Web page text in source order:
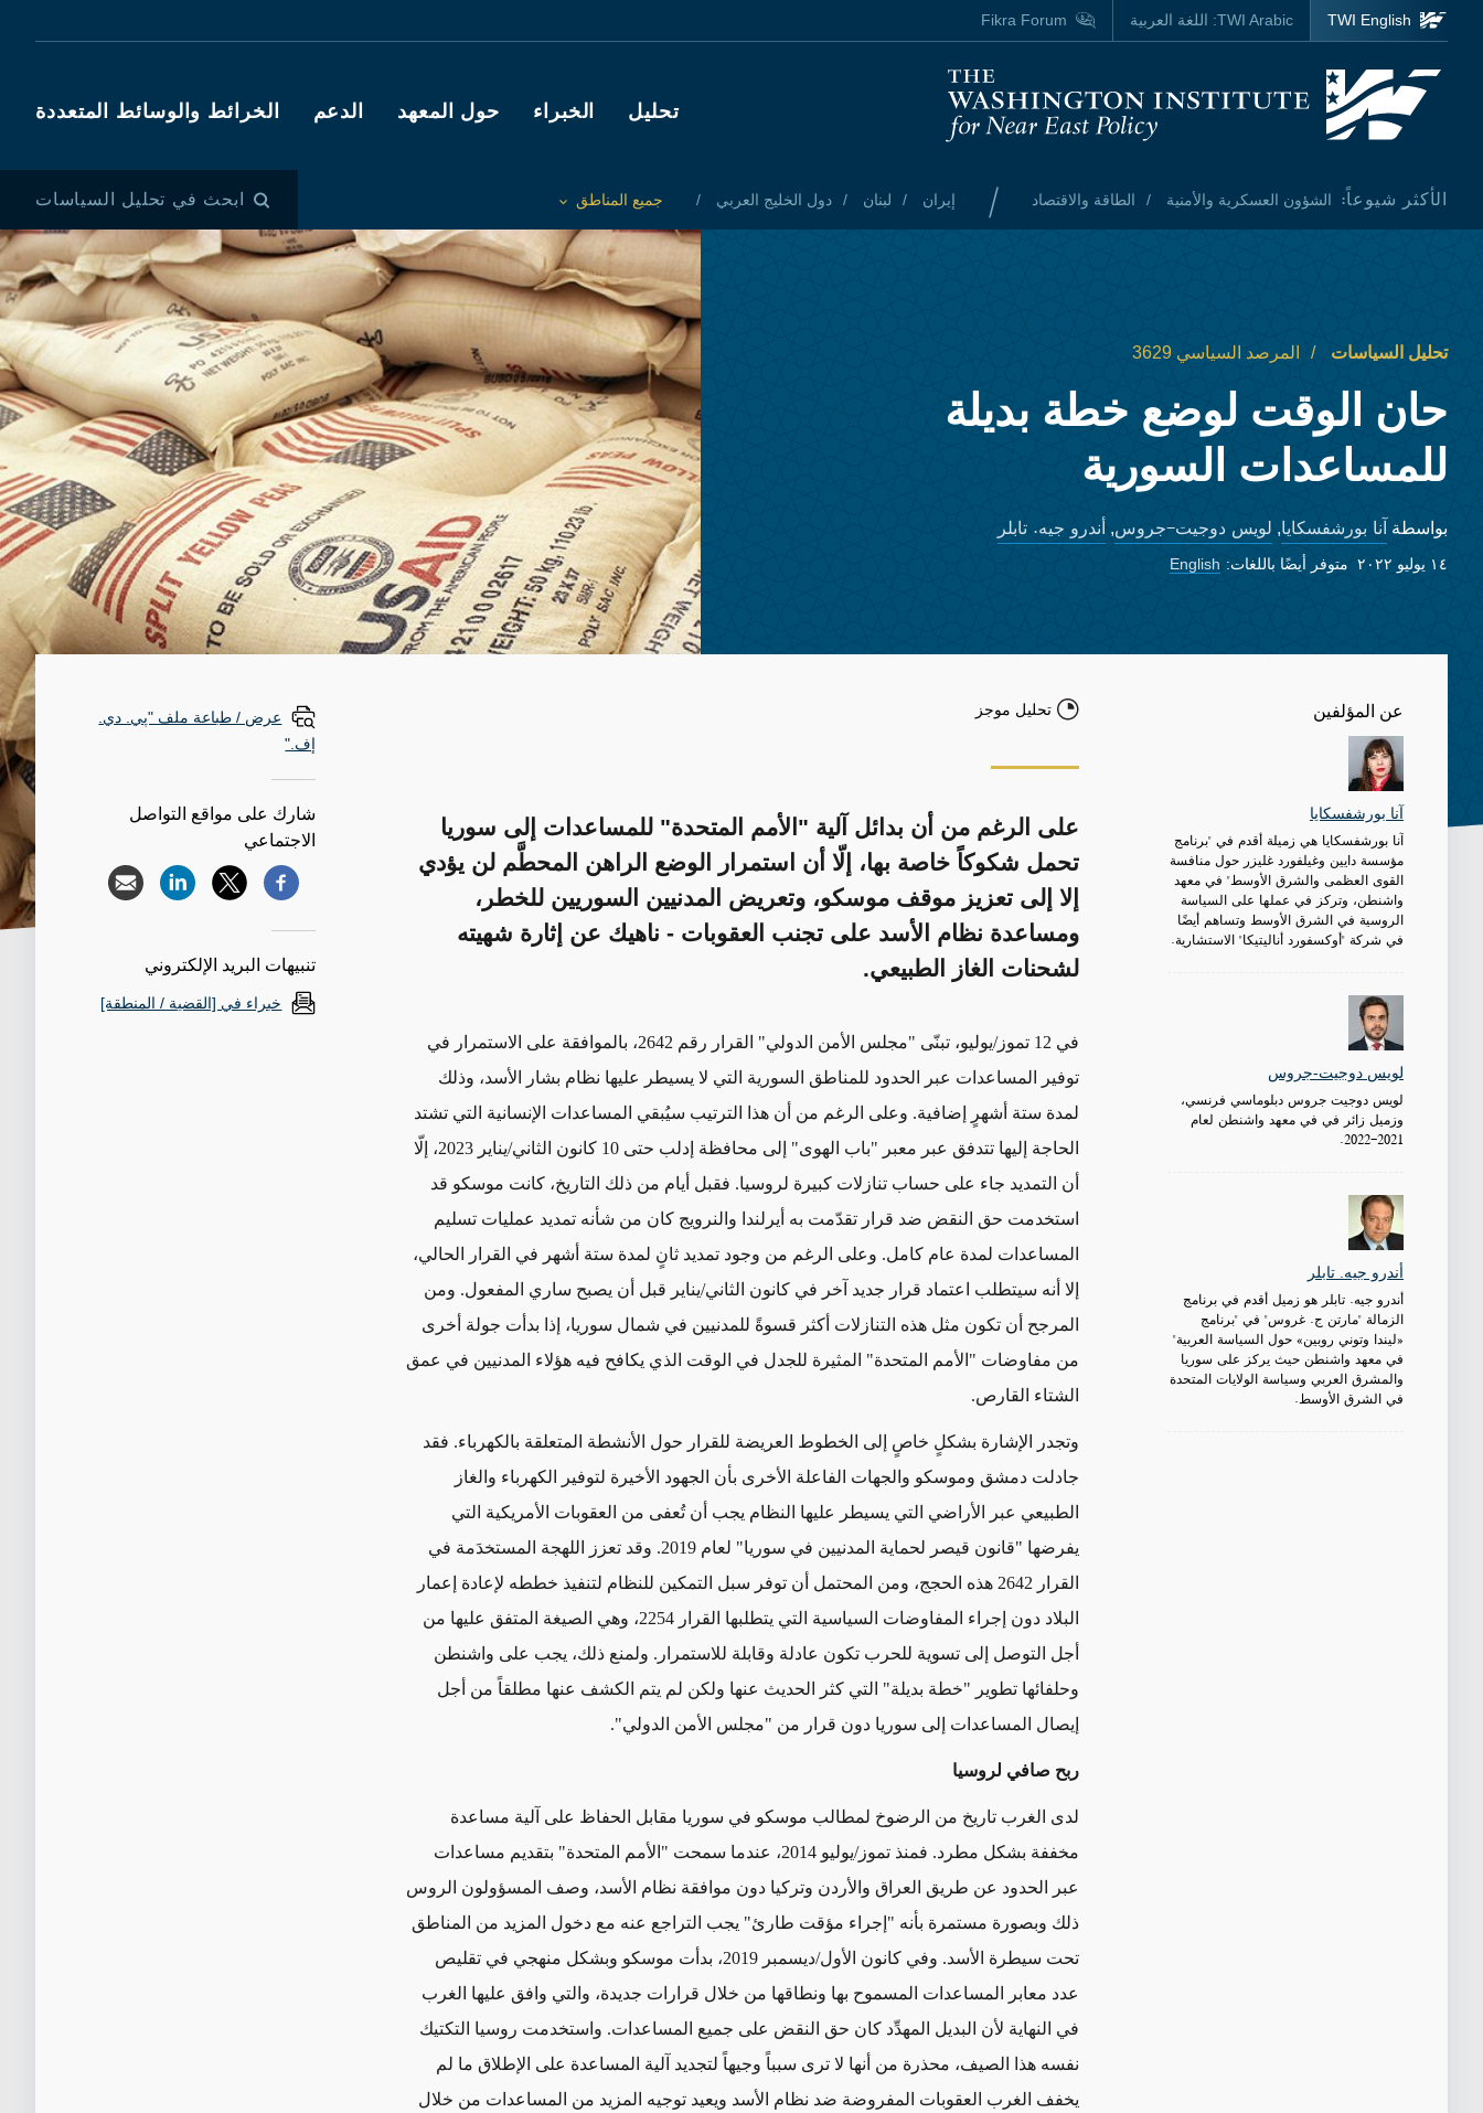
Skip to main content
Homepage
Main navigation
تحليل الخبراء حول المعهد الدعم الخرائط والوسائط المتعددة
الأكثر شيوعاً: الشؤون العسكرية والأمنية الطاقة والاقتصاد / إيران لبنان دول الخليج العربي
Toggle List of
جميع المناطق ابحث في تحليل السياسات
TWI English
TWI Arabic: اللغة العربية Fikra Forum
تحليل السياسات المرصد السياسي 3629
حان الوقت لوضع خطة بديلة
للمساعدات السورية
بواسطة آنا بورشفسكايا, لويس دوجيت-جروس, أندرو جيه. تابلر
١٤ يوليو ٢٠٢٢ متوفر أيضًا باللغات: English
عن المؤلفين
آنا بورشفسكايا
آنا بورشفسكايا هي زميلة أقدم في "برنامج
مؤسسة دايين وغيلفورد غليزر حول منافسة
القوى العظمى والشرق الأوسط" في معهد
واشنطن، وتركز في عملها على السياسة
الروسية في الشرق الأوسط وتساهم أيضًا
في شركة "أوكسفورد أناليتيكا" الاستشارية.
لويس دوجيت-جروس
لويس دوجيت جروس دبلوماسي فرنسي،
وزميل زائر في في معهد واشنطن لعام
2021-2022.
أندرو جيه. تابلر
أندرو جيه. تابلر هو زميل أقدم في برنامج
الزمالة "مارتن ج. غروس" في "برنامج
«ليندا وتوني روبين» حول السياسة العربية"
في معهد واشنطن حيث يركز على سوريا
والمشرق العربي وسياسة الولايات المتحدة
في الشرق الأوسط.
تحليل موجز
على الرغم من أن بدائل آلية "الأمم المتحدة" للمساعدات إلى سوريا
تحمل شكوكاً خاصة بها، إلّا أن استمرار الوضع الراهن المحطَّم لن يؤدي
إلا إلى تعزيز موقف موسكو، وتعريض المدنيين السوريين للخطر،
ومساعدة نظام الأسد على تجنب العقوبات - ناهيك عن إثارة شهيته
لشحنات الغاز الطبيعي.
في 12 تموز/يوليو، تبنّى "مجلس الأمن الدولي" القرار رقم 2642، بالموافقة على الاستمرار في
توفير المساعدات عبر الحدود للمناطق السورية التي لا يسيطر عليها نظام بشار
الأسد، وذلك
لمدة ستة أشهرٍ إضافية. وعلى الرغم من أن هذا الترتيب سيُبقي المساعدات الإنسانية التي تشتد
الحاجة إليها تتدفق عبر معبر "باب الهوى" إلى محافظة إدلب حتى 10 كانون الثاني/يناير 2023، إلّا
أن التمديد جاء على حساب تنازلات كبيرة لروسيا. فقبل أيام من ذلك التاريخ، كانت موسكو قد
استخدمت حق النقض ضد قرار تقدّمت به أيرلندا والنرويج كان من شأنه تمديد عمليات تسليم
المساعدات لمدة عام كامل. وعلى الرغم من وجود تمديد ثانٍ لمدة ستة أشهر في القرار الحالي،
إلا أنه سيتطلب اعتماد قرار جديد آخر في كانون الثاني/يناير قبل أن يصبح ساري المفعول. ومن
المرجح أن تكون مثل هذه التنازلات أكثر قسوةً للمدنيين في شمال سوريا، إذا بدأت جولة أخرى
من مفاوضات "الأمم المتحدة" المثيرة للجدل في الوقت الذي يكافح فيه هؤلاء المدنيين في عمق
الشتاء القارص.
وتجدر الإشارة بشكلٍ خاصٍ إلى الخطوط العريضة للقرار حول ا لأنشطة المتعلقة بالكهرباء. فقد
جادلت دمشق وموسكو والجهات الفاعلة الأخرى بأن الجهود الأخيرة لتوفير الكهرباء و الغاز
الطبيعي عبر الأراضي التي يسيطر عليها النظام يجب أن تُعفى من العقوبات الأمريكية التي
يفرضها "قانون قيصر لحماية المدنيين في سوريا" لعام 2019
. وقد تعزز اللهجة المستخدَمة في
القرار 2642 هذه الحجج،
ومن المحتمل أن توفر سبل التمكين للنظام لتنفيذ خططه لإعادة
إعمار
البلاد دون إجراء المفاوضات السياسية التي يتطلبها القرار 2254، وهي الصيغة المتفق عليها من
أجل التوصل إلى تسوية للحرب تكون عادلة وقابلة للاستمرار. ولمنع ذلك، يجب على واشنطن
وحلفائها تطوير "خطة بديلة" التي كثر الحديث عنها ولكن لم يتم الكشف عنها مطلقاً من أجل
إيصال المساعدات إلى سوريا دون قرار من "مجلس الأمن الدولي".
ربح صافي لروسيا
لدى الغرب تاريخ من الرضوخ لمطالب موسكو في سوريا مقابل الحفاظ على آلية مساعدة
مخففة بشكل مطرد. فمنذ تموز/يوليو 2014، عندما سمحت "الأمم المتحدة" بتقديم مساعدات
عبر الحدود عن طريق العراق والأردن وتركيا دون موافقة نظام الأسد، وصف المسؤولون الروس
ذلك وبصورة مستمرة بأنه "إجراء مؤقت طارئ" يجب التراجع عنه مع دخول المزيد من المناطق
تحت سيطرة الأسد. وفي كانون الأول/ديسمبر 2019، بدأت موسكو وبشكل منهجي في تقليص
عدد معابر المساعدات المسموح بها ونطاقها من خلال قرارات جديدة، والتي وافق عليها الغرب
في النهاية لأن البديل المهدِّد كان حق النقض على جميع المساعدات. واستخدمت روسيا التكتيك
نفسه هذا الصيف، محذرة من أنها لا ترى سبباً وجيهاً لتجديد آلية المساعدة على الإطلاق ما لم
يخفف الغرب العقوبات المفروضة ضد نظام الأسد ويعيد توجيه المزيد من المساعدات من خلال
عرض / طباعة ملف "پي. دي.
إف."
شارك على مواقع التواصل
الاجتماعي
تنبيهات البريد الإلكتروني
خبراء في [القضية / المنطقة]